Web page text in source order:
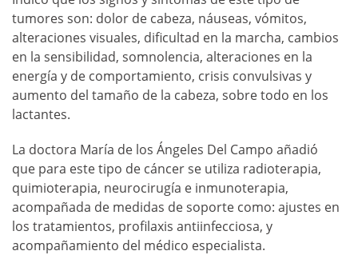
tumores son: dolor de cabeza, náuseas, vómitos,
alteraciones visuales, dificultad en la marcha, cambios
en la sensibilidad, somnolencia, alteraciones en la
energía y de comportamiento, crisis convulsivas y
aumento del tamaño de la cabeza, sobre todo en los
lactantes.
La doctora María de los Ángeles Del Campo añadió
que para este tipo de cáncer se utiliza radioterapia,
quimioterapia, neurocirugía e inmunoterapia,
acompañada de medidas de soporte como: ajustes en
los tratamientos, profilaxis antiinfecciosa, y
acompañamiento del médico especialista.